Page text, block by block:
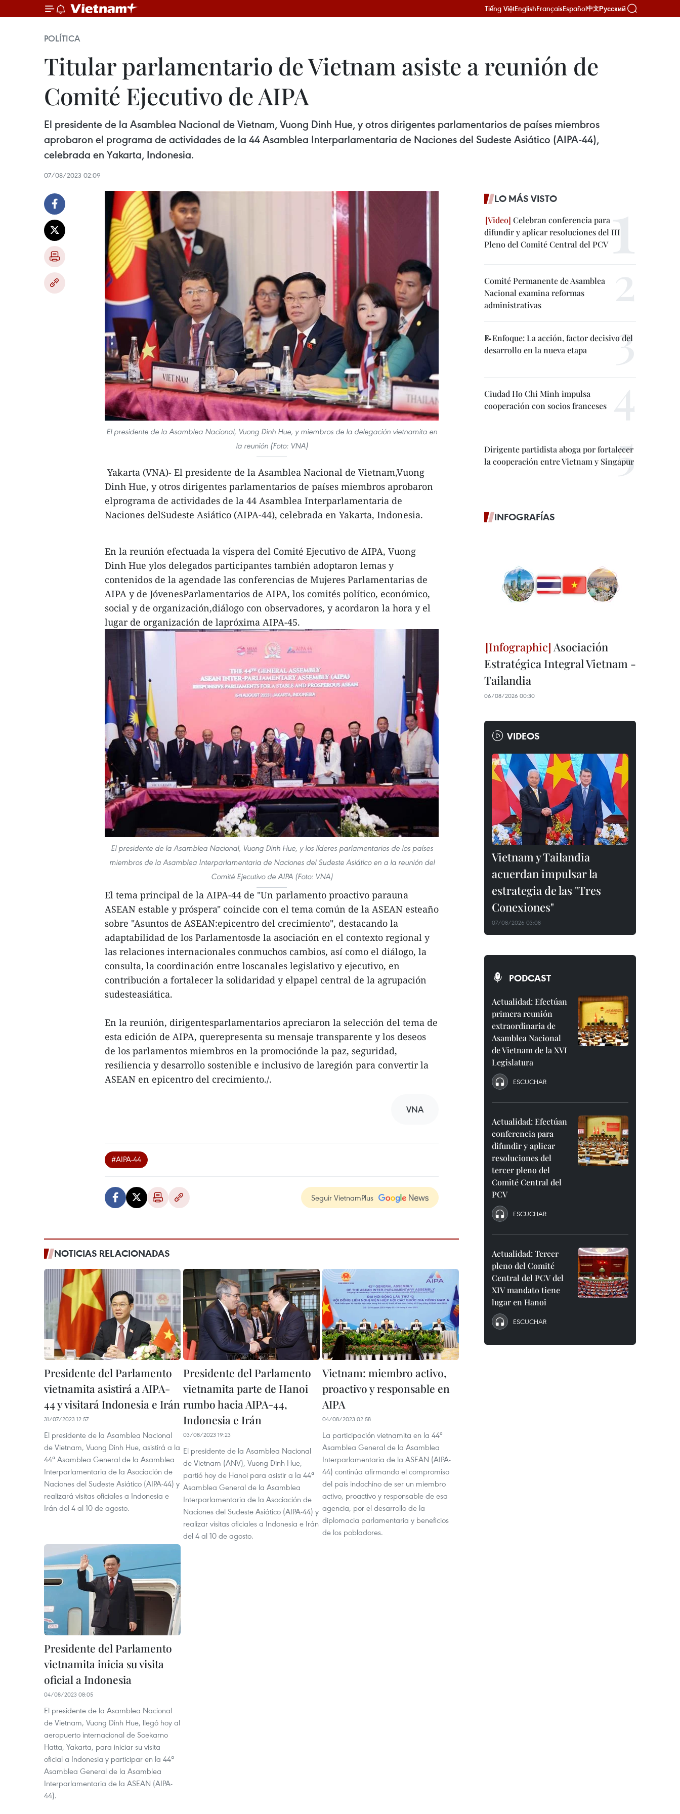
Tiếng ViệtEnglishFrançaisEspañol中文Русский
POLÍTICA
Titular parlamentario de Vietnam asiste a reunión de
Comité Ejecutivo de AIPA
El presidente de la Asamblea Nacional de Vietnam, Vuong Dinh Hue, y otros dirigentes parlamentarios de países miembros
aprobaron el programa de actividades de la 44 Asamblea Interparlamentaria de Naciones del Sudeste Asiático (AIPA-44),
celebrada en Yakarta, Indonesia.
07/08/2023 02:09
El presidente de la Asamblea Nacional, Vuong Dinh Hue, y miembros de la delegación vietnamita en
la reunión (Foto: VNA)
Yakarta (VNA)- El presidente de la Asamblea Nacional de Vietnam,Vuong
Dinh Hue, y otros dirigentes parlamentarios de países miembros aprobaron
elprograma de actividades de la 44 Asamblea Interparlamentaria de
Naciones delSudeste Asiático (AIPA-44), celebrada en Yakarta, Indonesia.
En la reunión efectuada la víspera del Comité Ejecutivo de AIPA, Vuong
Dinh Hue ylos delegados participantes también adoptaron lemas y
contenidos de la agendade las conferencias de Mujeres Parlamentarias de
AIPA y de JóvenesParlamentarios de AIPA, los comités político, económico,
social y de organización,diálogo con observadores, y acordaron la hora y el
lugar de organización de lapróxima AIPA-45.
El presidente de la Asamblea Nacional, Vuong Dinh Hue, y los líderes parlamentarios de los países
miembros de la Asamblea Interparlamentaria de Naciones del Sudeste Asiático en a la reunión del
Comité Ejecutivo de AIPA (Foto: VNA)
El tema principal de la AIPA-44 de "Un parlamento proactivo parauna
ASEAN estable y próspera" coincide con el tema común de la ASEAN esteaño
sobre "Asuntos de ASEAN:epicentro del crecimiento", destacando la
adaptabilidad de los Parlamentosde la asociación en el contexto regional y
las relaciones internacionales conmuchos cambios, así como el diálogo, la
consulta, la coordinación entre loscanales legislativo y ejecutivo, en
contribución a fortalecer la solidaridad y elpapel central de la agrupación
sudesteasiática.
En la reunión, dirigentesparlamentarios apreciaron la selección del tema de
esta edición de AIPA, querepresenta su mensaje transparente y los deseos
de los parlamentos miembros en la promociónde la paz, seguridad,
resiliencia y desarrollo sostenible e inclusivo de laregión para convertir la
ASEAN en epicentro del crecimiento./.
VNA
#AIPA-44
Seguir VietnamPlus
NOTICIAS RELACIONADAS
Presidente del Parlamento
vietnamita asistirá a AIPA-
44 y visitará Indonesia e Irán
31/07/2023 12:57
El presidente de la Asamblea Nacional
de Vietnam, Vuong Dinh Hue, asistirá a la
44ª Asamblea General de la Asamblea
Interparlamentaria de la Asociación de
Naciones del Sudeste Asiático (AIPA-44) y
realizará visitas oficiales a Indonesia e
Irán del 4 al 10 de agosto.
Presidente del Parlamento
vietnamita parte de Hanoi
rumbo hacia AIPA-44,
Indonesia e Irán
03/08/2023 19:23
El presidente de la Asamblea Nacional
de Vietnam (ANV), Vuong Dinh Hue,
partió hoy de Hanoi para asistir a la 44ª
Asamblea General de la Asamblea
Interparlamentaria de la Asociación de
Naciones del Sudeste Asiático (AIPA-44) y
realizar visitas oficiales a Indonesia e Irán
del 4 al 10 de agosto.
Vietnam: miembro activo,
proactivo y responsable en
AIPA
04/08/2023 02:58
La participación vietnamita en la 44ª
Asamblea General de la Asamblea
Interparlamentaria de la ASEAN (AIPA-
44) continúa afirmando el compromiso
del país indochino de ser un miembro
activo, proactivo y responsable de esa
agencia, por el desarrollo de la
diplomacia parlamentaria y beneficios
de los pobladores.
Presidente del Parlamento
vietnamita inicia su visita
oficial a Indonesia
04/08/2023 08:05
El presidente de la Asamblea Nacional
de Vietnam, Vuong Dinh Hue, llegó hoy al
aeropuerto internacional de Soekarno
Hatta, Yakarta, para iniciar su visita
oficial a Indonesia y participar en la 44ª
Asamblea General de la Asamblea
Interparlamentaria de la ASEAN (AIPA-
44).
LO MÁS VISTO
Celebran conferencia para
difundir y aplicar resoluciones del III
Pleno del Comité Central del PCV
Comité Permanente de Asamblea
Nacional examina reformas
administrativas
📝Enfoque: La acción, factor decisivo del
desarrollo en la nueva etapa
Ciudad Ho Chi Minh impulsa
cooperación con socios franceses
Dirigente partidista aboga por fortalecer
la cooperación entre Vietnam y Singapur
INFOGRAFÍAS
Asociación
Estratégica Integral Vietnam -
Tailandia
06/08/2026 00:30
VIDEOS
Vietnam y Tailandia
acuerdan impulsar la
estrategia de las "Tres
Conexiones"
07/08/2026 03:08
PODCAST
Actualidad: Efectúan
primera reunión
extraordinaria de
Asamblea Nacional
de Vietnam de la XVI
Legislatura
ESCUCHAR
Actualidad: Efectúan
conferencia para
difundir y aplicar
resoluciones del
tercer pleno del
Comité Central del
PCV
ESCUCHAR
Actualidad: Tercer
pleno del Comité
Central del PCV del
XIV mandato tiene
lugar en Hanoi
ESCUCHAR